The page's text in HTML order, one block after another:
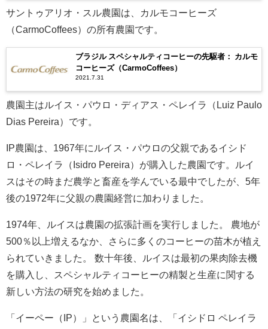
サントゥアリオ・スル農園は、カルモコーヒーズ
（CarmoCoffees）の所有農園です。
ブラジル スペシャルティコーヒーの先駆者： カルモ
コーヒーズ（CarmoCoffees）
2021.7.31
農園主はルイス・パウロ・ディアス・ペレイラ（Luiz Paulo
Dias Pereira）です。
IP農園は、1967年にルイス・パウロの父親であるイシド
ロ・ペレイラ（Isidro Pereira）が購入した農園です。ルイ
スはその時まだ農学と畜産を学んでいる最中でしたが、5年
後の1972年に父親の農園経営に加わりました。
1974年、ルイスは農園の拡張計画を実行しました。 農地が
500％以上増えるなか、さらに多くのコーヒーの苗木が植え
られていきました。 数十年後、ルイスは最初の果肉除去機
を購入し、スペシャルティコーヒーの精製と生産に関する
新しい方法の研究を始めました。
「イーペー（IP）」という農園名は、「イシドロ ペレイラ